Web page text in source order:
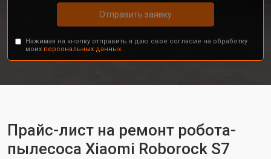
Отправить заявку
Нажимая на кнопку отправить я даю свое согласие на обработку
моих персональных данных.
Прайс-лист на ремонт робота-
пылесоса Xiaomi Roborock S7